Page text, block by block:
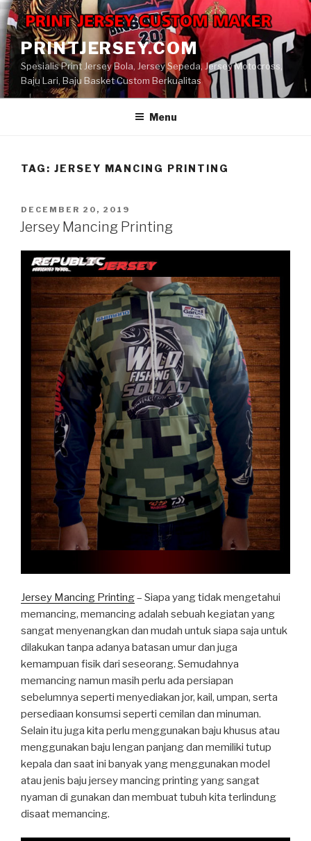
Skip
to
contentPRINTJERSEY.COM
Spesialis Print Jersey Bola, Jersey Sepeda, Jersey Motocross,
Baju Lari, Baju Basket Custom Berkualitas
Menu
TAG: JERSEY MANCING PRINTING
POSTED
ON
DECEMBER 20, 2019
Jersey Mancing Printing
Jersey Mancing Printing– Siapa yang tidak mengetahui
memancing, memancing adalah sebuah kegiatan yang
sangat menyenangkan dan mudah untuk siapa saja untuk
dilakukan tanpa adanya batasan umur dan juga
kemampuan fisik dari seseorang. Semudahnya
memancing namun masih perlu ada persiapan
sebelumnya seperti menyediakan jor, kail, umpan, serta
persediaan konsumsi seperti cemilan dan minuman.
Selain itu juga kita perlu menggunakan baju khusus atau
menggunakan baju lengan panjang dan memiliki tutup
kepala dan saat ini banyak yang menggunakan model
atau jenis baju jersey mancing printing yang sangat
nyaman di gunakan dan membuat tubuh kita terlindung
disaat memancing.